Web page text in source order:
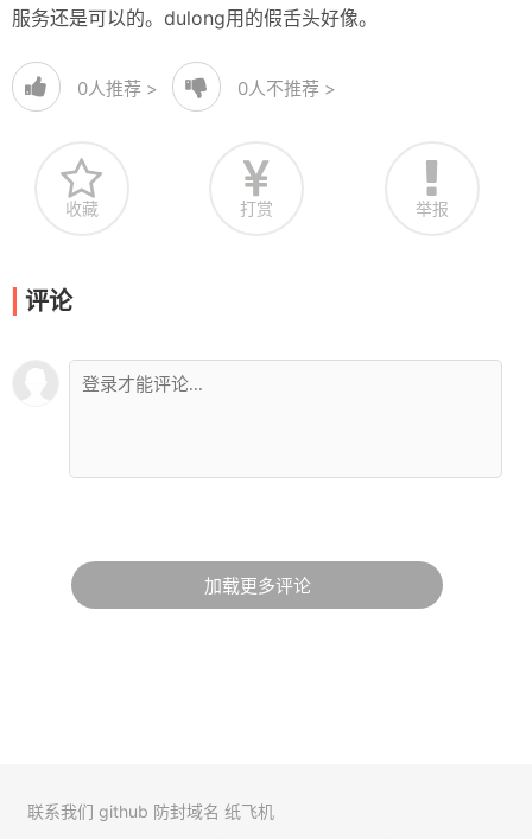
服务还是可以的。dulong用的假舌头好像。
0人推荐 > 0人不推荐 >
收藏 打赏 举报
评论
加载更多评论
联系我们 github 防封域名 纸飞机